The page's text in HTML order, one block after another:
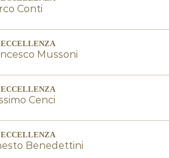
Conti
ECCELLENZA
Mussoni
ECCELLENZA
Cenci
ECCELLENZA
Benedettini